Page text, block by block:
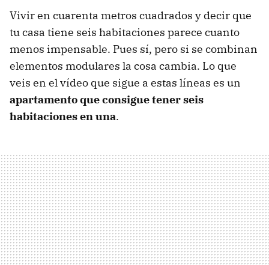
Vivir en cuarenta metros cuadrados y decir que
tu casa tiene seis habitaciones parece cuanto
menos impensable. Pues sí, pero si se combinan
elementos modulares la cosa cambia. Lo que
veis en el vídeo que sigue a estas líneas es un
apartamento que consigue tener seis
habitaciones en una.